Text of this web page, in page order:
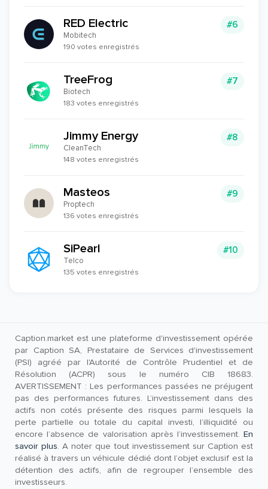
#6
RED Electric
Mobitech
190 votes enregistrés
#7
TreeFrog
Biotech
183 votes enregistrés
#8
Jimmy Energy
CleanTech
148 votes enregistrés
#9
Masteos
Proptech
136 votes enregistrés
#10
SiPearl
Telco
135 votes enregistrés
Caption.market est une plateforme d'investissement opérée
par Caption SA, Prestataire de Services d'investissement
(PSI) agréé par l'Autorité de Contrôle Prudentiel et de
Résolution (ACPR) sous le numéro CIB 18683.
AVERTISSEMENT : Les performances passées ne préjugent
pas des performances futures. L’investissement dans des
actifs non cotés présente des risques parmi lesquels la
perte partielle ou totale du capital investi, l’illiquidité ou
encore l’absence de valorisation après l’investissement. En
savoir plus. A noter que tout investissement sur Caption est
réalisé à travers un véhicule dédié dont l’objet exclusif est la
détention des actifs, afin de regrouper l’ensemble des
investisseurs.